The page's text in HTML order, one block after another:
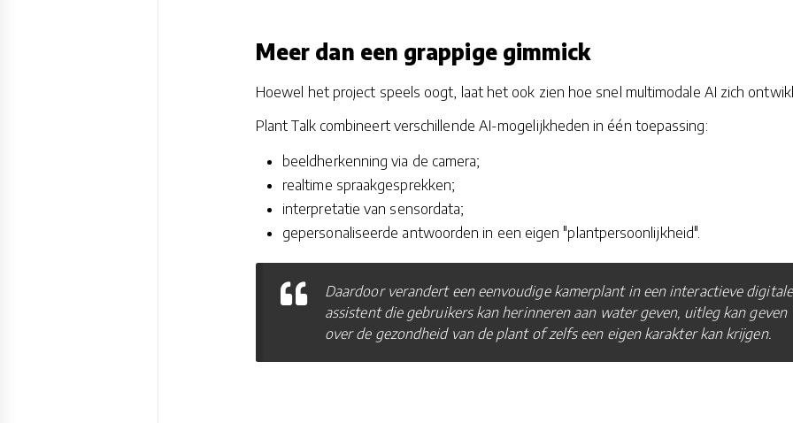
Meer dan een grappige gimmick
Hoewel het project speels oogt, laat het ook zien hoe snel multimodale AI zich
Plant Talk combineert verschillende AI-mogelijkheden in één toepassing:
beeldherkenning via de camera;
realtime spraakgesprekken;
interpretatie van sensordata;
gepersonaliseerde antwoorden in een eigen "plantpersoonlijkheid".
Daardoor verandert een eenvoudige kamerplant in een interactieve digitale
assistent die gebruikers kan herinneren aan water geven, uitleg kan geven
over de gezondheid van de plant of zelfs een eigen karakter kan krijgen.